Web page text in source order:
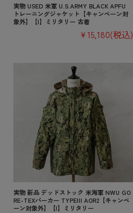
実物 USED 米軍 U.S.ARMY BLACK APFU
トレーニングジャケット【キャンペーン対
象外】【I】ミリタリー 古着
¥15,180(税込)
実物 新品 デッドストック 米海軍 NWU GO
RE-TEXパーカー TYPEIII AOR2【キャンペ
ーン対象外】【I】ミリタリー